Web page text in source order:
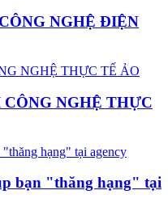
NGHỆ ĐIỆN
NGHỆ THỰC
bạn "thăng hạng" tại